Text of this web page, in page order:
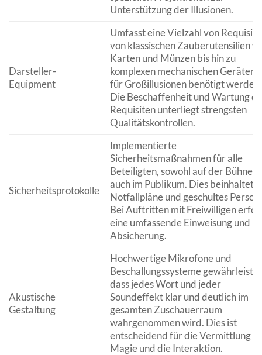
Unterstützung der Illusionen.
Darsteller-
Equipment
Umfasst eine Vielzahl von
von klassischen Zauberutensilien
Karten und Münzen bis hin zu
komplexen mechanischen Geräten,
für Großillusionen benötigt werden.
Die Beschaffenheit und Wartung
Requisiten unterliegt strengsten
Qualitätskontrollen.
Sicherheitsprotokolle
Implementierte
Sicherheitsmaßnahmen für alle
Beteiligten, sowohl auf der Bühne
auch im Publikum. Dies beinhaltet
Notfallpläne und geschultes
Bei Auftritten mit Freiwilligen
eine umfassende Einweisung und
Absicherung.
Akustische
Gestaltung
Hochwertige Mikrofone und
Beschallungssysteme
dass jedes Wort und jeder
Soundeffekt klar und deutlich im
gesamten Zuschauerraum
wahrgenommen wird. Dies ist
entscheidend für die Vermittlung
Magie und die Interaktion.